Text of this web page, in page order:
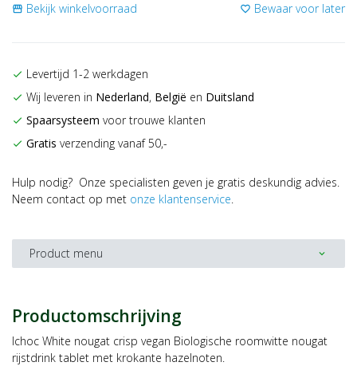
storefront Bekijk winkelvoorraad favorite_border Bewaar voor later
check Levertijd 1-2 werkdagen
check Wij leveren in Nederland, België en Duitsland
check Spaarsysteem voor trouwe klanten
check Gratis verzending vanaf 50,-
Hulp nodig? Onze specialisten geven je gratis deskundig advies.
Neem contact op met onze klantenservice.
Product menu expand_more
Productomschrijving
Ichoc White nougat crisp vegan Biologische roomwitte nougat
rijstdrink tablet met krokante hazelnoten.